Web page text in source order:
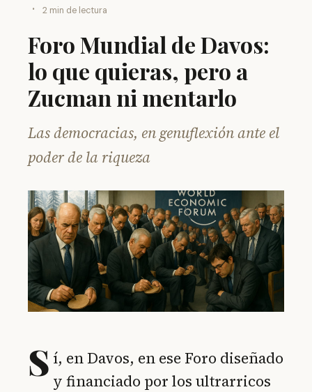
· 2 min de lectura
Foro Mundial de Davos:
lo que quieras, pero a
Zucman ni mentarlo
Las democracias, en genuflexión ante el
poder de la riqueza
S í, en Davos, en ese Foro diseñado
y financiado por los ultrarricos